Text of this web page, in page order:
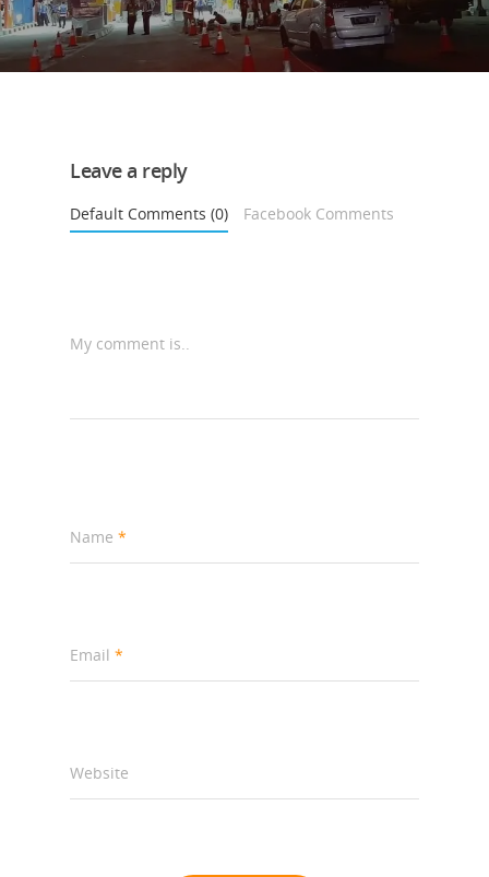
Leave a reply
Default Comments (0) Facebook Comments
My comment is..
Name *
Email *
Website